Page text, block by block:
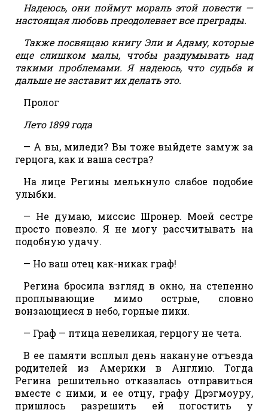
Надеюсь, они поймут мораль этой повести —
настоящая любовь преодолевает все преграды.
Также посвящаю книгу Эли и Адаму, которые
еще слишком малы, чтобы раздумывать над
такими проблемами. Я надеюсь, что судьба и
дальше не заставит их делать это.
Пролог
Лето 1899 года
— А вы, миледи? Вы тоже выйдете замуж за
герцога, как и ваша сестра?
На лице Регины мелькнуло слабое подобие
улыбки.
— Не думаю, миссис Шронер. Моей сестре
просто повезло. Я не могу рассчитывать на
подобную удачу.
— Но ваш отец как-никак граф!
Регина бросила взгляд в окно, на степенно
проплывающие мимо острые, словно
вонзающиеся в небо, горные пики.
— Граф — птица невеликая, герцогу не чета.
В ее памяти всплыл день накануне отъезда
родителей из Америки в Англию. Тогда
Регина решительно отказалась отправиться
вместе с ними, и ее отцу, графу Дрэгмоуру,
пришлось разрешить ей погостить у